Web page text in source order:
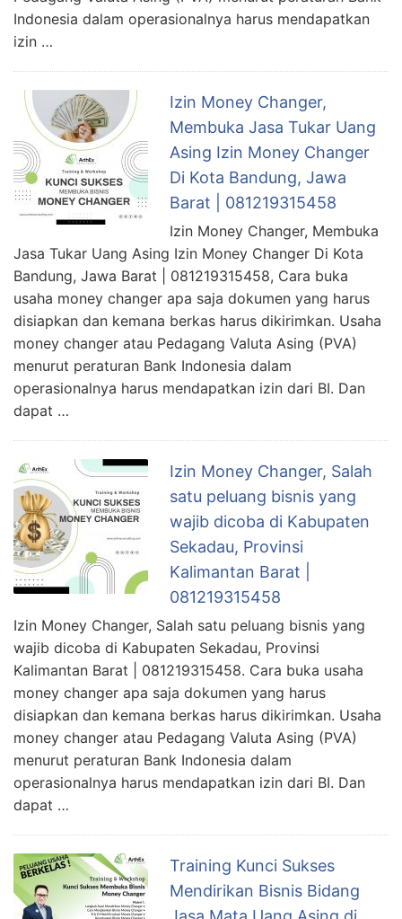
Indonesia dalam operasionalnya harus mendapatkan
izin …
Izin Money Changer,
Membuka Jasa Tukar Uang
Asing Izin Money Changer
Di Kota Bandung, Jawa
Barat | 081219315458
Izin Money Changer, Membuka
Jasa Tukar Uang Asing Izin Money Changer Di Kota
Bandung, Jawa Barat | 081219315458, Cara buka
usaha money changer apa saja dokumen yang harus
disiapkan dan kemana berkas harus dikirimkan. Usaha
money changer atau Pedagang Valuta Asing (PVA)
menurut peraturan Bank Indonesia dalam
operasionalnya harus mendapatkan izin dari BI. Dan
dapat …
Izin Money Changer, Salah
satu peluang bisnis yang
wajib dicoba di Kabupaten
Sekadau, Provinsi
Kalimantan Barat |
081219315458
Izin Money Changer, Salah satu peluang bisnis yang
wajib dicoba di Kabupaten Sekadau, Provinsi
Kalimantan Barat | 081219315458. Cara buka usaha
money changer apa saja dokumen yang harus
disiapkan dan kemana berkas harus dikirimkan. Usaha
money changer atau Pedagang Valuta Asing (PVA)
menurut peraturan Bank Indonesia dalam
operasionalnya harus mendapatkan izin dari BI. Dan
dapat …
Training Kunci Sukses
Mendirikan Bisnis Bidang